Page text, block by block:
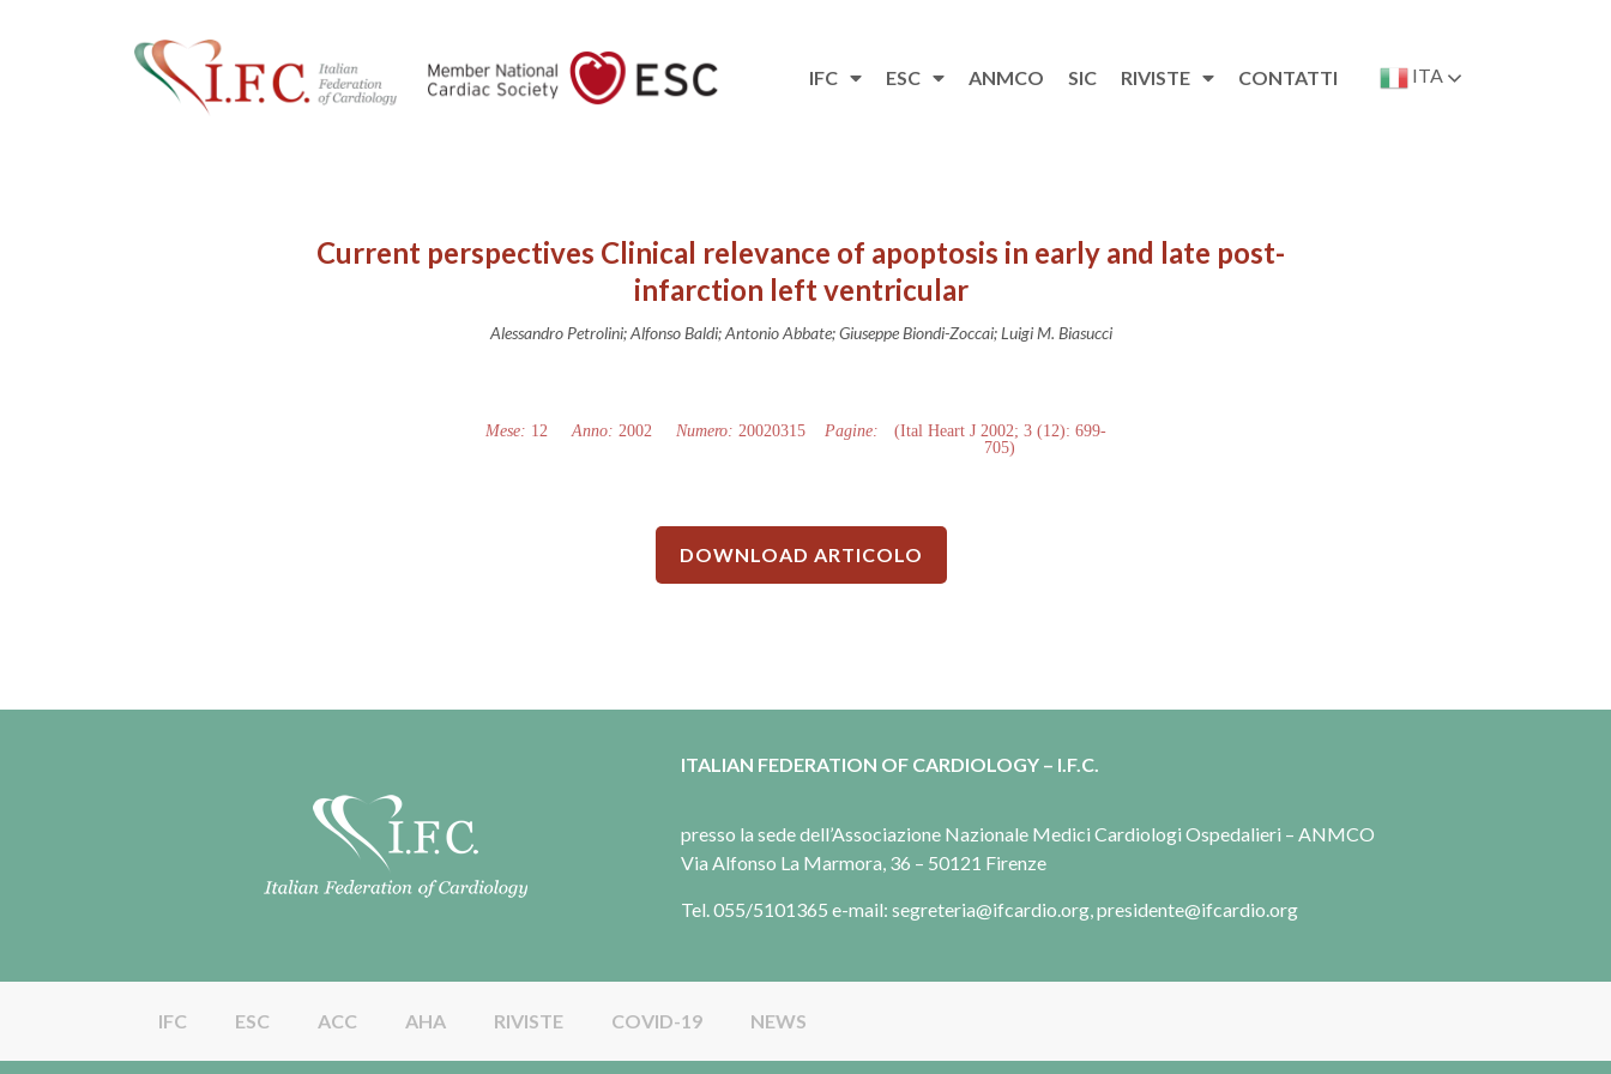
IFC ESC ANMCO SIC RIVISTE CONTATTI ITA
Current perspectives Clinical relevance of apoptosis in early and late post-
infarction left ventricular
Alessandro Petrolini; Alfonso Baldi; Antonio Abbate; Giuseppe Biondi-Zoccai; Luigi M. Biasucci
Mese: 12 Anno: 2002 Numero: 20020315 Pagine:
(Ital Heart J 2002; 3 (12): 699-
705)
DOWNLOAD ARTICOLO
ITALIAN FEDERATION OF CARDIOLOGY – I.F.C.
presso la sede dell’Associazione Nazionale Medici Cardiologi Ospedalieri – ANMCO
Via Alfonso La Marmora, 36 – 50121 Firenze
Tel. 055/5101365 e-mail: segreteria@ifcardio.org, presidente@ifcardio.org
IFC ESC ACC AHA RIVISTE COVID-19 NEWS